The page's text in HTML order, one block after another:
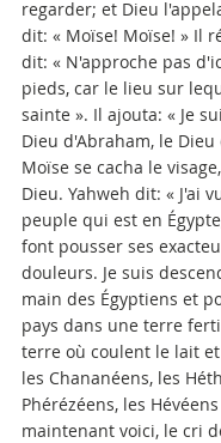
regarder; et Dieu
dit: « Moïse! Moïse! » Il
dit: « N'approche pas
pieds, car le lieu sur
sainte ». Il ajouta: « Je
Dieu d'Abraham, le Dieu
Moïse se cacha le
Dieu. Yahweh dit: « J'ai
peuple qui est en
font pousser ses
douleurs. Je suis
main des Égyptiens et
pays dans une terre
terre où coulent le lait
les Chananéens, les
Phérézéens, les
maintenant voici, le cri